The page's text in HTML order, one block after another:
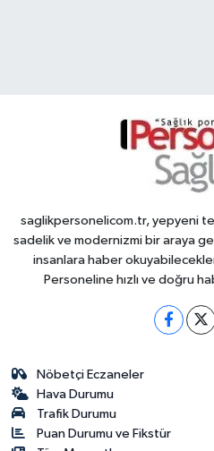
saglikpersonelicom.tr, yepyeni
sadelik ve modernizmi bir araya
insanlara haber
Personeline hızlı ve doğru
Nöbetçi Eczaneler
Hava Durumu
Trafik Durumu
Puan Durumu ve Fikstür